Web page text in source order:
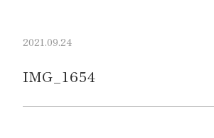
2021.09.24
IMG_1654